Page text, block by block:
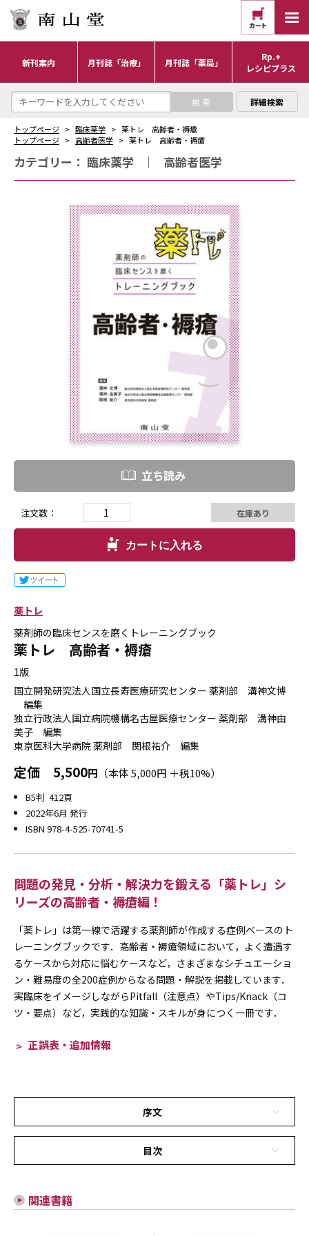
新刊案内 月刊誌「治療」 月刊誌「薬局」
Rp.+
レシピプラス
詳細検索
トップページ 臨床薬学
薬トレ 高齢者・褥瘡
トップページ
高齢者医学 薬トレ 高齢者・褥瘡
カテゴリー： 臨床薬学 ｜ 高齢者医学
立ち読み
注文数： 在庫あり
カートに入れる
薬トレ
薬剤師の臨床センスを磨くトレーニングブック
薬トレ 高齢者・褥瘡
1版
国立開発研究法人国立長寿医療研究センター 薬剤部 溝神文博
編集
独立行政法人国立病院機構名古屋医療センター 薬剤部 溝神由
美子 編集
東京医科大学病院 薬剤部 関根祐介 編集
定価 5,500円 （本体 5,000円 ＋税10%）
B5判 412頁
2022年6月 発行
ISBN 978-4-525-70741-5
問題の発見・分析・解決力を鍛える「薬トレ」シ
リーズの高齢者・褥瘡編！
「薬トレ」は第一線で活躍する薬剤師が作成する症例ベースのト
レーニングブックです．高齢者・褥瘡領域において，よく遭遇す
るケースから対応に悩むケースなど，さまざまなシチュエーショ
ン・難易度の全200症例からなる問題・解説を掲載しています．
実臨床をイメージしながらPitfall（注意点）やTips/Knack（コ
ツ・要点）など，実践的な知識・スキルが身につく一冊です．
正誤表・追加情報
序文
目次
関連書籍